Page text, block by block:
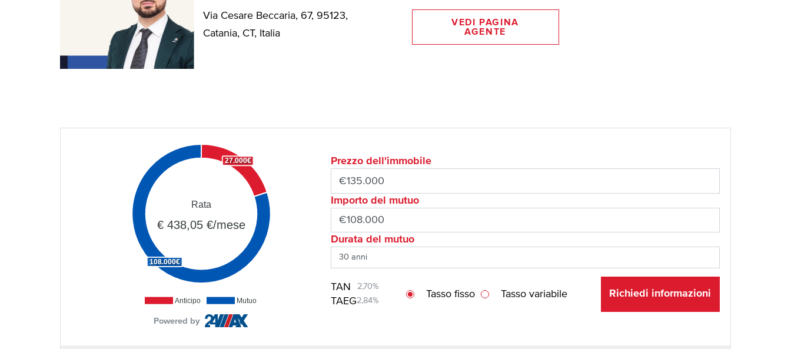
Via Cesare Beccaria, 67, 95123,
Catania, CT, Italia
VEDI PAGINA
AGENTE
Anticipo Mutuo
27.000€
108.000€
Rata
€ 438,05 €/mese
Powered by
Prezzo dell'immobile
Importo del mutuo
Durata del mutuo
TAN 2,70%
TAEG2,84%
Tasso fisso Tasso variabile Richiedi informazioni